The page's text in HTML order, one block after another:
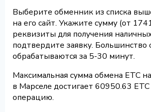
Выберите обменник из списка
на его сайт. Укажите сумму (от
реквизиты для получения
подтвердите заявку. Большинство
обрабатываются за 5-30 минут.
Максимальная сумма обмена ETC
в Марселе достигает 60950.63
операцию.